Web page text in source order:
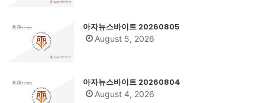
아자뉴스바이트 20260805
August 5, 2026
아자뉴스바이트 20260804
August 4, 2026